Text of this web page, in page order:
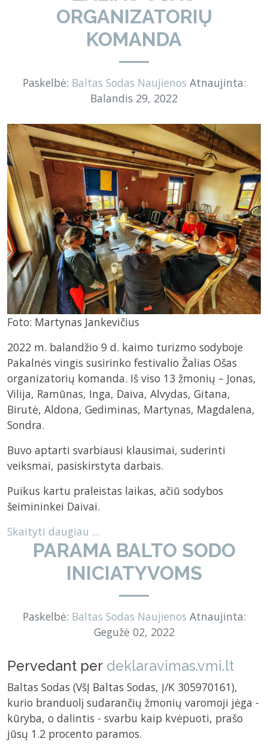
ORGANIZATORIŲ
KOMANDA
Paskelbė: Baltas Sodas Naujienos Atnaujinta:
Balandis 29, 2022
Foto: Martynas Jankevičius
2022 m. balandžio 9 d. kaimo turizmo sodyboje
Pakalnės vingis susirinko festivalio Žalias Ošas
organizatorių komanda. Iš viso 13 žmonių – Jonas,
Vilija, Ramūnas, Inga, Daiva, Alvydas, Gitana,
Birutė, Aldona, Gediminas, Martynas, Magdalena,
Sondra.
Buvo aptarti svarbiausi klausimai, suderinti
veiksmai, pasiskirstyta darbais.
Puikus kartu praleistas laikas, ačiū sodybos
šeimininkei Daivai.
Skaityti daugiau ...
PARAMA BALTO SODO
INICIATYVOMS
Paskelbė: Baltas Sodas Naujienos Atnaujinta:
Gegužė 02, 2022
Pervedant per deklaravimas.vmi.lt
Baltas Sodas (VšĮ Baltas Sodas, Į/K 305970161),
kurio branduolį sudarančių žmonių varomoji jėga -
kūryba, o dalintis - svarbu kaip kvėpuoti, prašo
jūsų 1.2 procento paramos.